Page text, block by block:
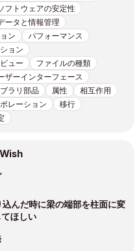
フトウェアの安定性
ータと情報管理
ン
パフォーマンス
ョン
ュー
ファイルの種類
ザーインターフェース
ラリ部品
属性
相互作用
レーション
移行
んだ時に梁の端部を柱面に変
ほしい